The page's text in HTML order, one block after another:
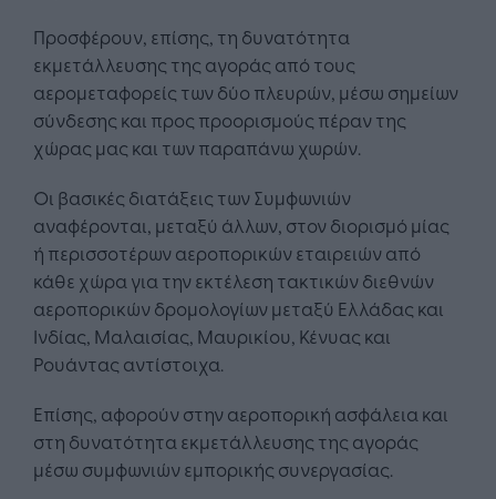
Προσφέρουν, επίσης, τη δυνατότητα
εκμετάλλευσης της αγοράς από τους
αερομεταφορείς των δύο πλευρών, μέσω σημείων
σύνδεσης και προς προορισμούς πέραν της
χώρας μας και των παραπάνω χωρών.
Οι βασικές διατάξεις των Συμφωνιών
αναφέρονται, μεταξύ άλλων, στον διορισμό μίας
ή περισσοτέρων αεροπορικών εταιρειών από
κάθε χώρα για την εκτέλεση τακτικών διεθνών
αεροπορικών δρομολογίων μεταξύ Ελλάδας και
Ινδίας, Μαλαισίας, Μαυρικίου, Κένυας και
Ρουάντας αντίστοιχα.
Επίσης, αφορούν στην αεροπορική ασφάλεια και
στη δυνατότητα εκμετάλλευσης της αγοράς
μέσω συμφωνιών εμπορικής συνεργασίας.